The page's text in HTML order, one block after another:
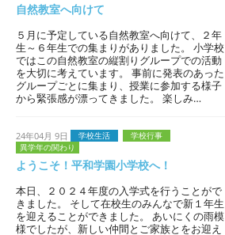
自然教室へ向けて
５月に予定している自然教室へ向けて、２年
生～６年生での集まりがありました。 小学校
ではこの自然教室の縦割りグループでの活動
を大切に考えています。 事前に発表のあった
グループごとに集まり、授業に参加する様子
から緊張感が漂ってきました。 楽しみ…
24年04月 9日 学校生活
学校行事
異学年の関わり
ようこそ！平和学園小学校へ！
本日、２０２４年度の入学式を行うことがで
きました。 そして在校生のみんなで新１年生
を迎えることができました。 あいにくの雨模
様でしたが、新しい仲間とご家族とをお迎え